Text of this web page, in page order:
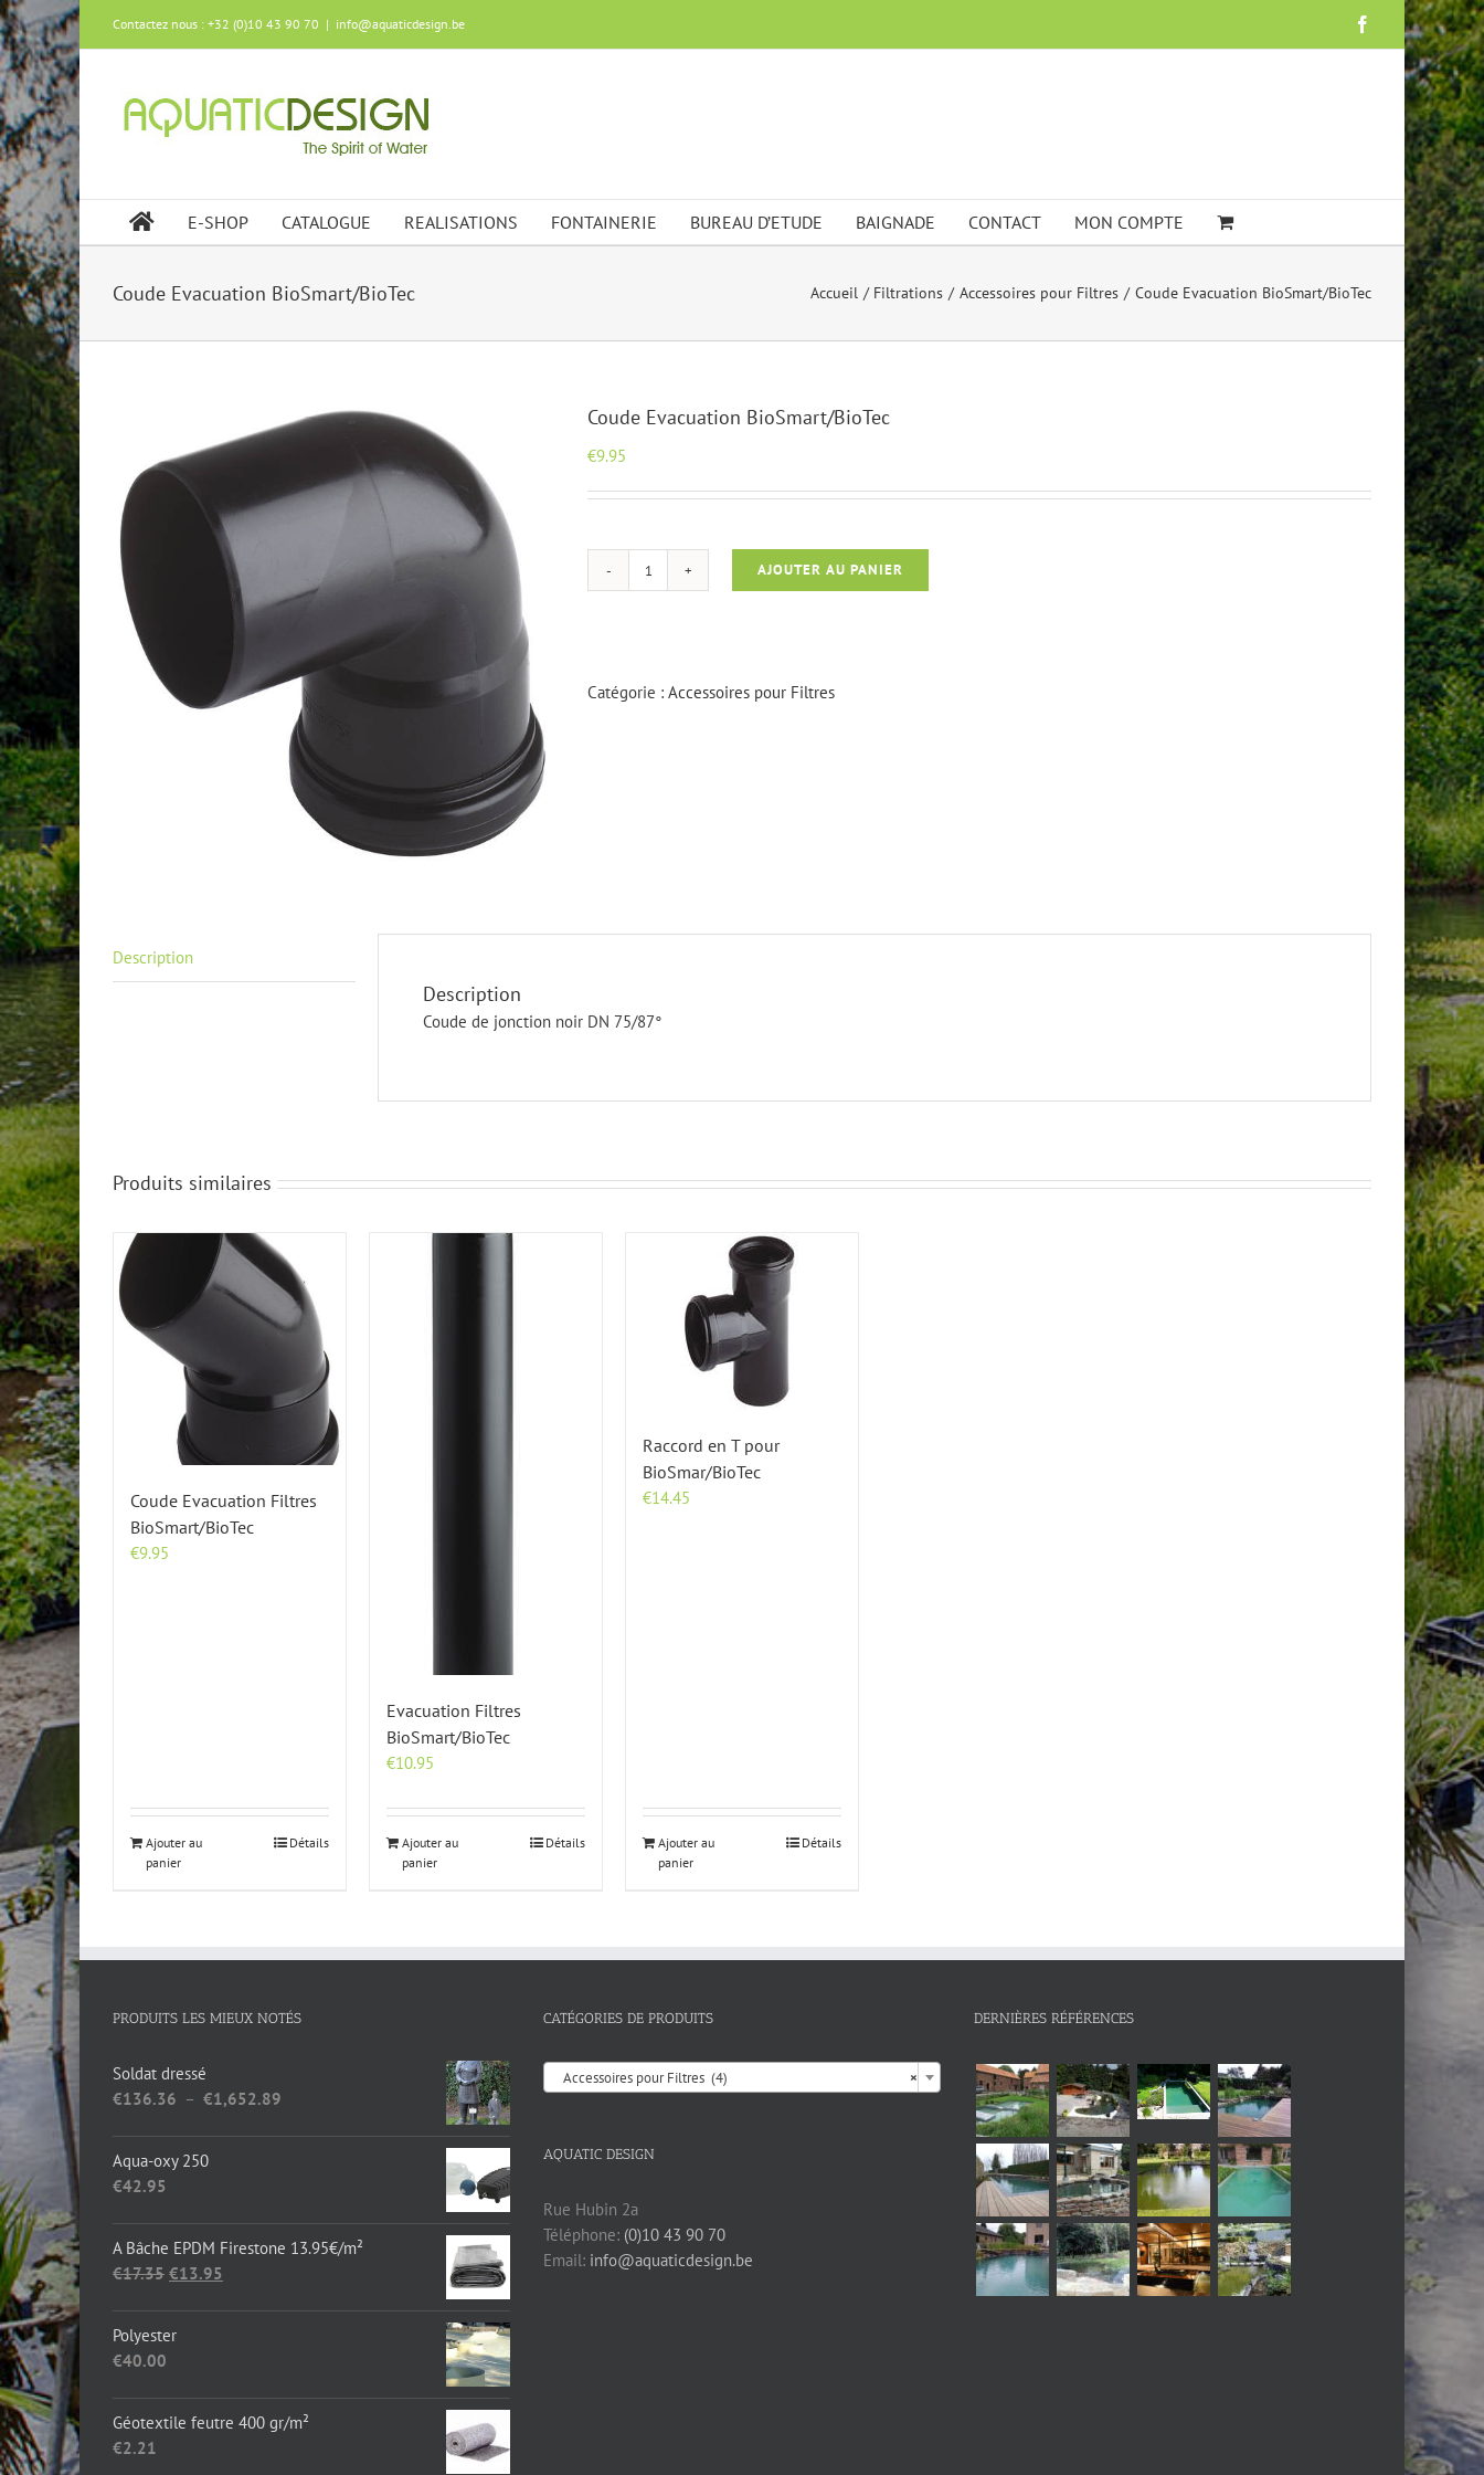
Skip
to
content
Contactez nous : +32 (0)10 43 90 70 | info@aquaticdesign.be Facebook
E-SHOP CATALOGUE REALISATIONS FONTAINERIE BUREAU D’ETUDE BAIGNADE CONTACT MON COMPTE
Coude Evacuation BioSmart/BioTec Accueil Filtrations Accessoires pour Filtres Coude Evacuation BioSmart/BioTec
Coude Evacuation BioSmart/BioTec
€9.95
quantité
BioSmart/BioTec
AJOUTER AU PANIER
Catégorie : Accessoires pour Filtres
Description
Description
Coude de jonction noir DN 75/87°
Produits similaires
Coude Evacuation Filtres
BioSmart/BioTec
€9.95
Ajouter au
panier
Détails
Evacuation Filtres
BioSmart/BioTec
€10.95
Ajouter au
panier
Détails
Raccord en T pour
BioSmar/BioTec
€14.45
Ajouter au
panier
Détails
PRODUITS LES MIEUX NOTÉS
Soldat dressé
€136.36 – €1,652.89
€1,652.89
Aqua-oxy 250
€42.95
A Bâche EPDM Firestone 13.95€/m²
€17.35 Le
était :
€13.95
Polyester
€40.00
Géotextile feutre 400 gr/m²
€2.21
CATÉGORIES DE PRODUITS
×
Accessoires pour Filtres (4)
AQUATIC DESIGN
Rue Hubin 2a
Téléphone: (0)10 43 90 70
Email: info@aquaticdesign.be
DERNIÈRES RÉFÉRENCES